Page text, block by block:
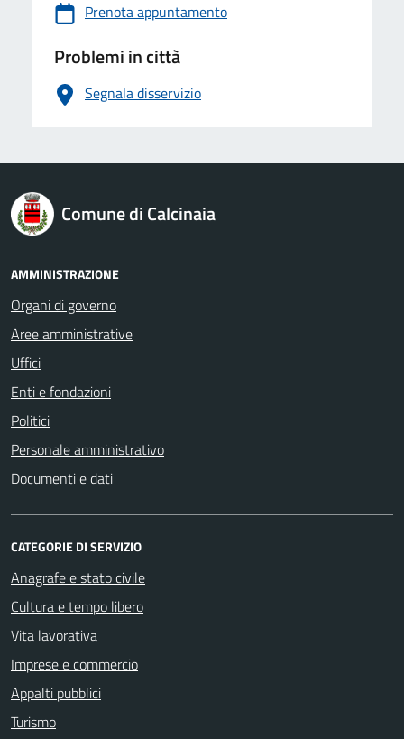
Prenota appuntamento
Problemi in città
Segnala disservizio
logo Unione Europea
Comune di Calcinaia
AMMINISTRAZIONE
Organi di governo
Aree amministrative
Uffici
Enti e fondazioni
Politici
Personale amministrativo
Documenti e dati
CATEGORIE DI SERVIZIO
Anagrafe e stato civile
Cultura e tempo libero
Vita lavorativa
Imprese e commercio
Appalti pubblici
Turismo